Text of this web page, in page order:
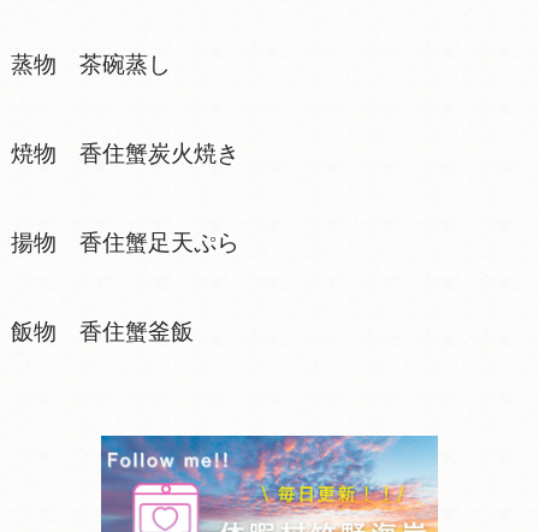
蒸物 茶碗蒸し
焼物 香住蟹炭火焼き
揚物 香住蟹足天ぷら
飯物 香住蟹釜飯